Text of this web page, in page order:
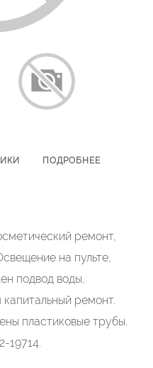
ПОДРОБНЕЕ
ремонт,
на пульте,
подвод воды,
ремонт.
пластиковые трубы.
19714.